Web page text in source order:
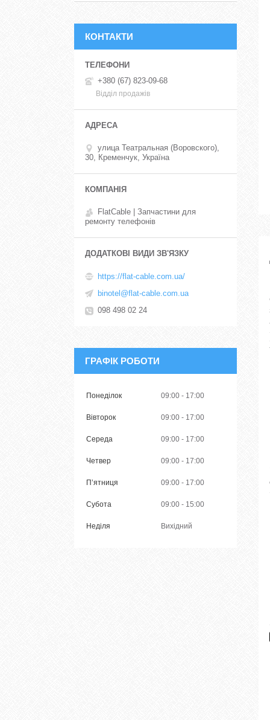
КОНТАКТИ
+380 (67) 823-09-68
Відділ продажів
улица Театральная (Воровского),
30, Кременчук, Україна
FlatCable | Запчастини для
ремонту телефонів
https://flat-cable.com.ua/
binotel@flat-cable.com.ua
098 498 02 24
ГРАФІК РОБОТИ
Понеділок 09:00 17:00
Вівторок 09:00 17:00
Середа 09:00 17:00
Четвер 09:00 17:00
Пʼятниця 09:00 17:00
Субота 09:00 15:00
Неділя Вихідний